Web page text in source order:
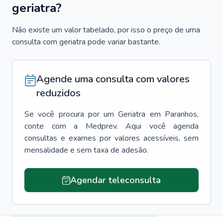
geriatra?
Não existe um valor tabelado, por isso o preço de uma
consulta com geriatra pode variar bastante.
Agende uma consulta com valores
reduzidos
Se você procura por um Geriatra em Paranhos,
conte com a Medprev. Aqui você agenda
consultas e exames por valores acessíveis, sem
mensalidade e sem taxa de adesão.
Agendar teleconsulta